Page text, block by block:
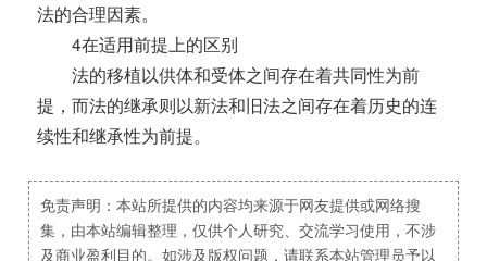
法的合理因素。
4在适用前提上的区别
法的移植以供体和受体之间存在着共同性为前
提，而法的继承则以新法和旧法之间存在着历史的连
续性和继承性为前提。
免责声明：本站所提供的内容均来源于网友提供或网络搜
集，由本站编辑整理，仅供个人研究、交流学习使用，不涉
及商业盈利目的。如涉及版权问题，请联系本站管理员予以